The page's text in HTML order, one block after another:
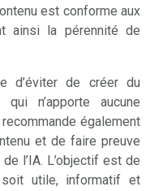
est conforme aux
ainsi la pérennité de
d’éviter de créer du
qui n’apporte aucune
également
et de faire preuve
l’IA. L’objectif est de
utile, informatif et